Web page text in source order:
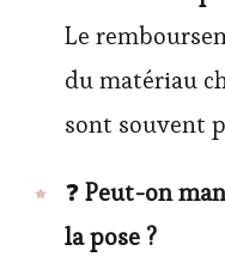
Le
du matériau
sont souvent
❓Peut-on
la pose ?